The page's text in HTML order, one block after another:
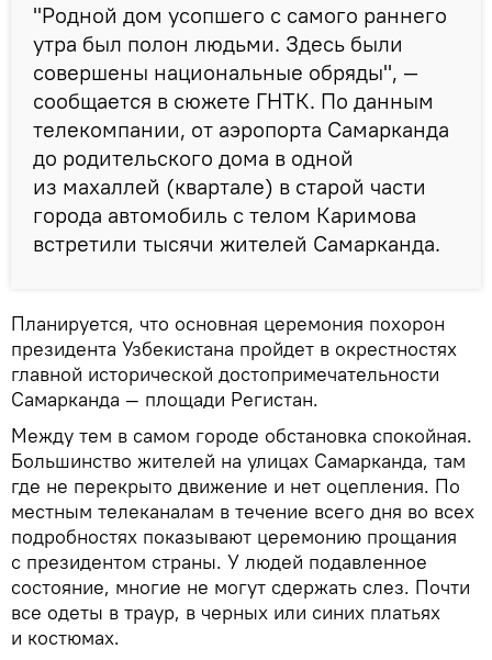
"Родной дом усопшего с самого раннего
утра был полон людьми. Здесь были
совершены национальные обряды", —
сообщается в сюжете ГНТК. По данным
телекомпании, от аэропорта Самарканда
до родительского дома в одной
из махаллей (квартале) в старой части
города автомобиль с телом Каримова
встретили тысячи жителей Самарканда.
Планируется, что основная церемония похорон
президента Узбекистана пройдет в окрестностях
главной исторической достопримечательности
Самарканда — площади Регистан.
Между тем в самом городе обстановка спокойная.
Большинство жителей на улицах Самарканда, там
где не перекрыто движение и нет оцепления. По
местным телеканалам в течение всего дня во всех
подробностях показывают церемонию прощания
с президентом страны. У людей подавленное
состояние, многие не могут сдержать слез. Почти
все одеты в траур, в черных или синих платьях
и костюмах.